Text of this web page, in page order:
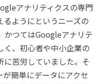
アナリティクスの専門
ようにというニーズの
かつてはGoogleアナリテ
く、初心者や中小企業の
に苦労していました。そ
簡単にデータにアクセ